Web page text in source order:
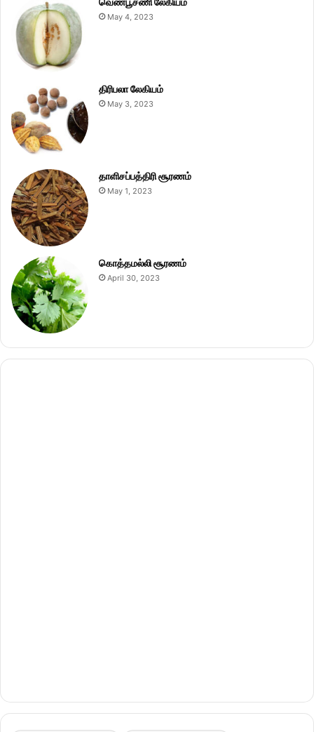
May 4, 2023
திரிபலா லேகியம்
May 3, 2023
தாளிசப்பத்திரி சூரணம்
May 1, 2023
கொத்தமல்லி சூரணம்
April 30, 2023